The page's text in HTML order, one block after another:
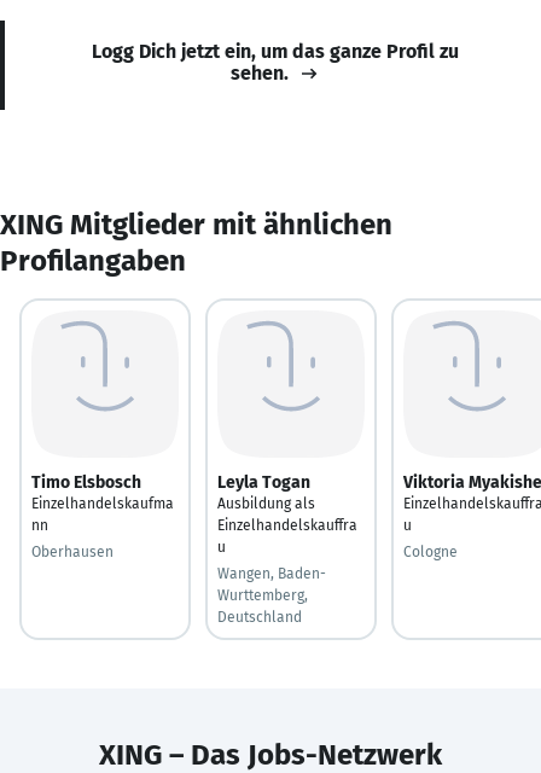
Logg Dich jetzt ein, um das ganze Profil zu
sehen.
XING Mitglieder mit ähnlichen
Profilangaben
Timo Elsbosch
Einzelhandelskaufma
nn
Oberhausen
Leyla Togan
Ausbildung als
Einzelhandelskauffra
u
Wangen, Baden-
Wurttemberg,
Deutschland
Viktoria
u
Cologne
XING – Das Jobs-Netzwerk